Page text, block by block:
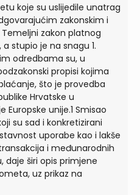
koje su uslijedile unatrag
zakonskim i
zakon platnog
stupio je na snagu 1.
odredbama su, u
propisi kojima
što je provedba
Hrvatske u
unije.1 Smisao
su sad i konkretizirani
uporabe kao i lakše
i međunarodnih
daje širi opis primjene
uz prikaz na